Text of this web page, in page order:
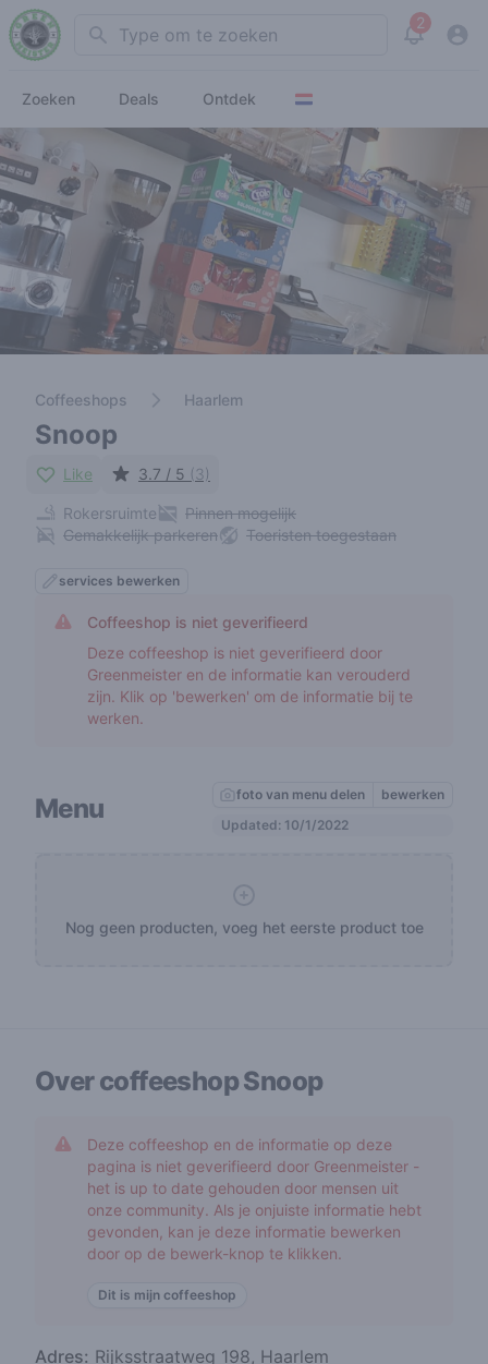
Search 2
View
Zoeken Deals Ontdek
Coffeeshops Haarlem
Snoop
Like 3.7 / 5 (3)
Rokersruimte
Pinnen mogelijk
Gemakkelijk parkeren
Toeristen toegestaan
services bewerken
Coffeeshop is niet geverifieerd
Deze coffeeshop is niet geverifieerd door
Greenmeister en de informatie kan verouderd
zijn. Klik op 'bewerken' om de informatie bij te
werken.
Menu foto van menu delen
bewerken
Updated: 10/1/2022
Nog geen producten, voeg het eerste product toe
Over coffeeshopSnoop
Deze coffeeshop en de informatie op deze
pagina is niet geverifieerd door Greenmeister -
het is up to date gehouden door mensen uit
onze community. Als je onjuiste informatie hebt
gevonden, kan je deze informatie bewerken
door op de bewerk-knop te klikken.
Dit is mijn coffeeshop
Adres: Rijksstraatweg 198, Haarlem